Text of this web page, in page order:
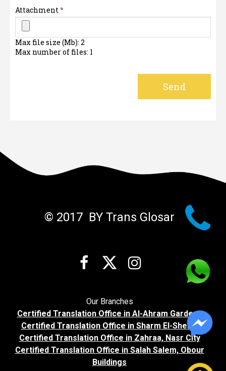

Attachment *
Max file size (Mb): 2
Max number of files: 1
Send
© 2017 BY Trans Glosar
  
Our Branches
Certified Translation Office in Al-Ahram Gardens
Certified Translation Office in Sharm El-Sheikh
Certified Translation Office in Zahraa, Nasr City
Certified Translation Office in Salah Salem, Obour
Buildings